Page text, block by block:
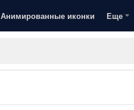
Анимированные иконки Еще